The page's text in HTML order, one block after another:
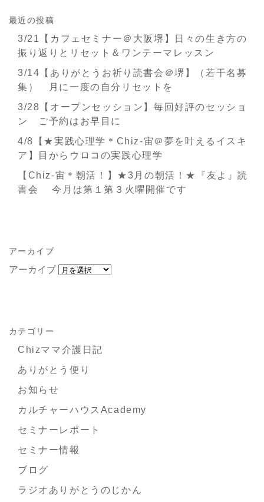
最近の投稿
3/21【カフェセミナー＠大阪堺】日々の生き方の
振り返りとリセット＆ワンテーマレッスン
3/14【ありがとうお祈り読書会＠堺】（若干名募
集） 月に一度の自分リセットを
3/28【オープンセッション】毎回好評のセッショ
ン ご予約はお早目に
4/8【★実践心理学＊Chiz-宙＠夢を叶えるイスキ
ア】目からウロコの実践心理学
【Chiz-宙＊朝活！】★3月の朝活！★『友よ』読
書会 今月は第１第３火曜開催です
アーカイブ
アーカイブ
カテゴリー
Chizママ介護日記
ありがとう便り
お知らせ
カルチャーハウスAcademy
セミナーレポート
セミナー情報
ブログ
ラジオありがとうのじかん